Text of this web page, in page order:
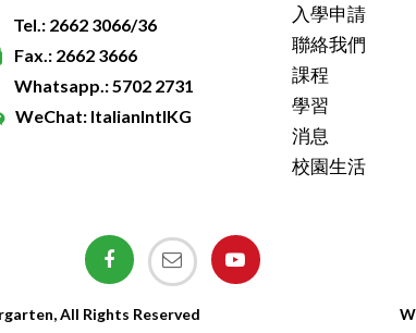
Tel.: 2662 3066/36
Fax.: 2662 3666
Whatsapp.: 5702 2731
WeChat: ItalianIntlKG
入學申請
聯絡我們
課程
學習
消息
校園生活
All Rights Reserved